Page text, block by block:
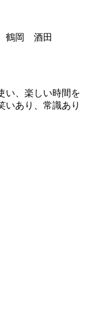
岡 酒田
い、楽しい時間を
いあり、常識あり